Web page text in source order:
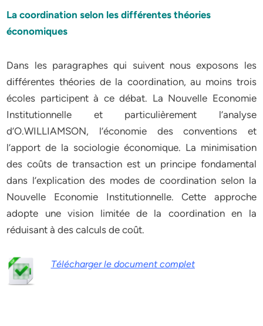
La coordination selon les différentes théories
économiques
Dans les paragraphes qui suivent nous exposons les
différentes théories de la coordination, au moins trois
écoles participent à ce débat. La Nouvelle Economie
Institutionnelle et particulièrement l’analyse
d’O.WILLIAMSON, l’économie des conventions et
l’apport de la sociologie économique. La minimisation
des coûts de transaction est un principe fondamental
dans l’explication des modes de coordination selon la
Nouvelle Economie Institutionnelle. Cette approche
adopte une vision limitée de la coordination en la
réduisant à des calculs de coût.
Télécharger le document complet